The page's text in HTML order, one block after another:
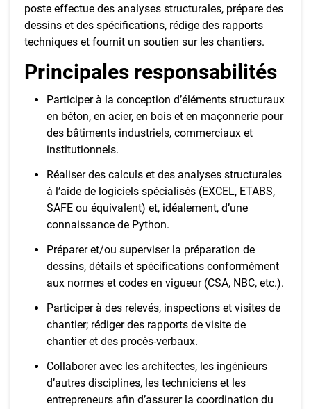
poste effectue des analyses structurales, prépare des
dessins et des spécifications, rédige des rapports
techniques et fournit un soutien sur les chantiers.
Principales responsabilités
Participer à la conception d’éléments structuraux
en béton, en acier, en bois et en maçonnerie pour
des bâtiments industriels, commerciaux et
institutionnels.
Réaliser des calculs et des analyses structurales
à l’aide de logiciels spécialisés (EXCEL, ETABS,
SAFE ou équivalent) et, idéalement, d’une
connaissance de Python.
Préparer et/ou superviser la préparation de
dessins, détails et spécifications conformément
aux normes et codes en vigueur (CSA, NBC, etc.).
Participer à des relevés, inspections et visites de
chantier; rédiger des rapports de visite de
chantier et des procès-verbaux.
Collaborer avec les architectes, les ingénieurs
d’autres disciplines, les techniciens et les
entrepreneurs afin d’assurer la coordination du